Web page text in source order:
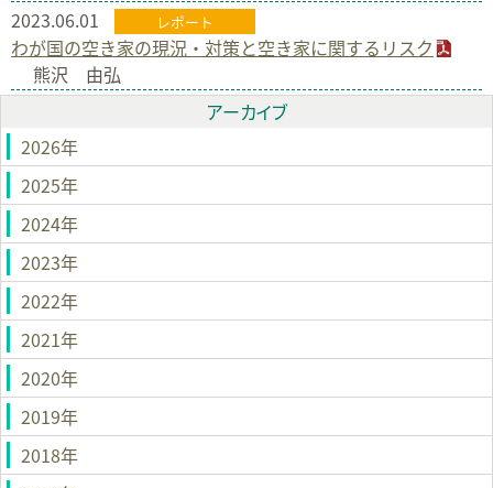
アーカイブ
2026年
2025年
2024年
2023年
2022年
2021年
2020年
2019年
2018年
2023.06.01
レポート
わが国の空き家の現況・対策と空き家に関するリスク
熊沢 由弘